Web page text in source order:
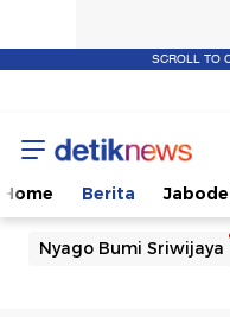
SCROLL TO
Home Berita
Nyago Bumi Sriwijaya